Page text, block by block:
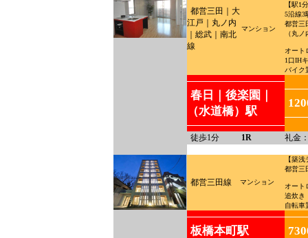
都営三田｜大
江戸｜丸ノ内
｜総武｜南北
線
マンション
【駅1
5沿線3
都営三
（丸
オート
1口IH
バイク
春日｜後楽園｜
（水道橋）駅
徒歩1分 1R 礼金
都営三田線 マンション
【築
都営三
オート
追炊き
自転車
板橋本町駅